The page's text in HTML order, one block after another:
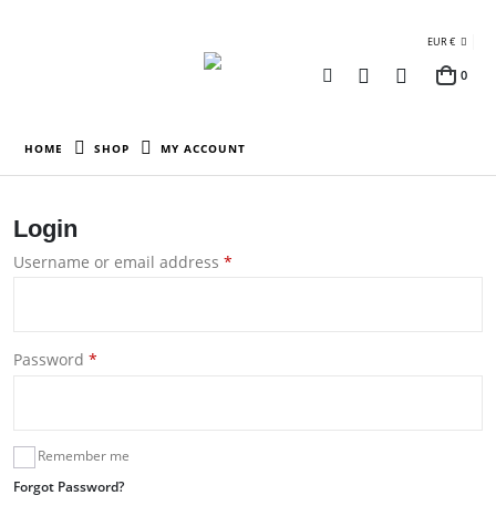
EUR €
0
HOME SHOP MY ACCOUNT
Login
Username or email address*
Password*
Remember me
Forgot Password?